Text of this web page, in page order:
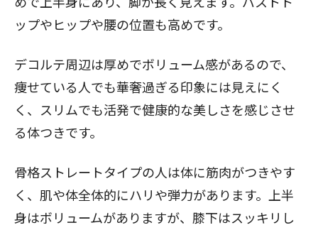
ップやヒップや腰の位置も高めです。
デコルテ周辺は厚めでボリューム感があるので、
痩せている人でも華奢過ぎる印象には見えにく
く、スリムでも活発で健康的な美しさを感じさせ
る体つきです。
骨格ストレートタイプの人は体に筋肉がつきやす
く、肌や体全体的にハリや弾力があります。上半
身はボリュームがありますが、膝下はスッキリし